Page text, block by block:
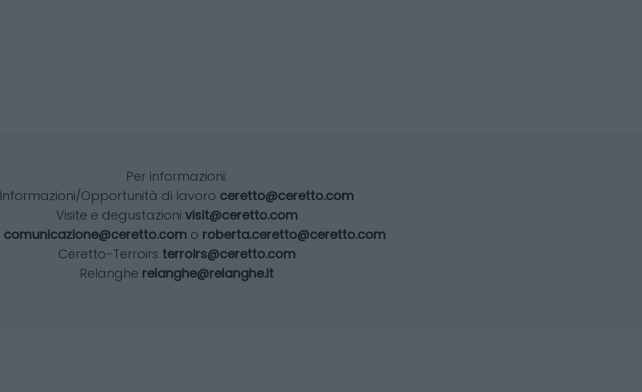
Per informazioni:
Informazioni/Opportunità di lavoro ceretto@ceretto.com
Visite e degustazioni visit@ceretto.com
comunicazione@ceretto.com o roberta.ceretto@ceretto.com
Ceretto-Terroirs terroirs@ceretto.com
Relanghe relanghe@relanghe.it